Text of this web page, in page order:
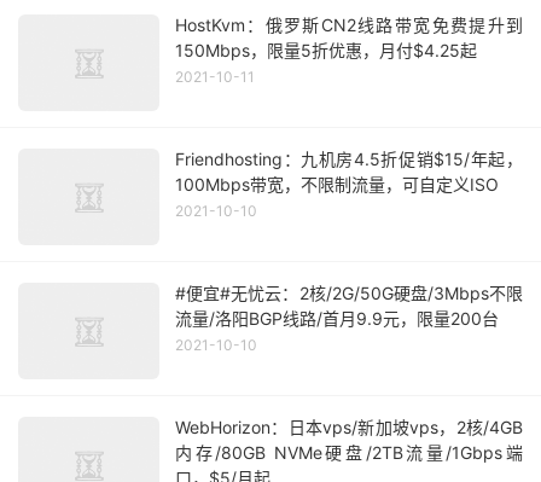
HostKvm：俄罗斯CN2线路带宽免费提升到
150Mbps，限量5折优惠，月付$4.25起
2021-10-11
Friendhosting：九机房4.5折促销$15/年起，
100Mbps带宽，不限制流量，可自定义ISO
2021-10-10
#便宜#无忧云：2核/2G/50G硬盘/3Mbps不限
流量/洛阳BGP线路/首月9.9元，限量200台
2021-10-10
WebHorizon：日本vps/新加坡vps，2核/4GB
内存/80GB NVMe硬盘/2TB流量/1Gbps端